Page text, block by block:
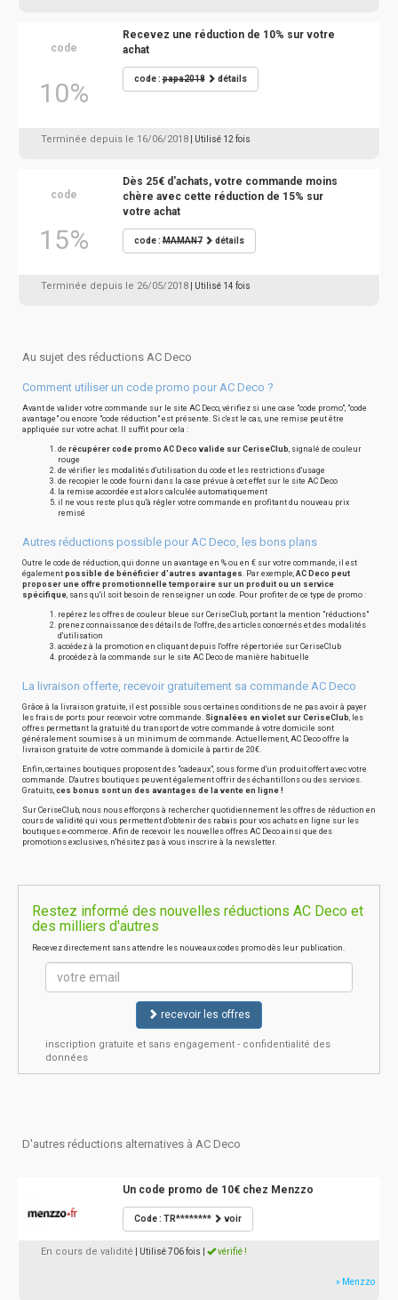
code
10%
Recevez une réduction de 10% sur votre
achat
code :papa2018 détails
Terminée depuis le 16/06/2018 | Utilisé 12 fois
code
15%
Dès 25€ d'achats, votre commande moins
chère avec cette réduction de 15% sur
votre achat
code :MAMAN7 détails
Terminée depuis le 26/05/2018 | Utilisé 14 fois
Au sujet des réductions AC Deco
Comment utiliser un code promo pour AC Deco ?
Avant de valider votre commande sur le site AC Deco, vérifiez si une case "code promo", "code
avantage" ou encore "code réduction" est présente. Si c'est le cas, une remise peut être
appliquée sur votre achat. Il suffit pour cela :
de récupérer code promo AC Deco valide sur CeriseClub, signalé de couleur
rouge
de vérifier les modalités d'utilisation du code et les restrictions d'usage
de recopier le code fourni dans la case prévue à cet effet sur le site AC Deco
la remise accordée est alors calculée automatiquement
il ne vous reste plus qu'à régler votre commande en profitant du nouveau prix
remisé
Autres réductions possible pour AC Deco, les bons plans
Outre le code de réduction, qui donne un avantage en % ou en € sur votre commande, il est
également possible de bénéficier d'autres avantages. Par exemple, AC Deco peut
proposer une offre promotionnelle temporaire sur un produit ou un service
spécifique, sans qu'il soit besoin de renseigner un code. Pour profiter de ce type de promo :
repérez les offres de couleur bleue sur CeriseClub, portant la mention "réductions"
prenez connaissance des détails de l'offre, des articles concernés et des modalités
d'utilisation
accédez à la promotion en cliquant depuis l'offre répertoriée sur CeriseClub
procédez à la commande sur le site AC Deco de manière habituelle
La livraison offerte, recevoir gratuitement sa commande AC Deco
Grâce à la livraison gratuite, il est possible sous certaines conditions de ne pas avoir à payer
les frais de ports pour recevoir votre commande. Signalées en violet sur CeriseClub, les
offres permettant la gratuité du transport de votre commande à votre domicile sont
généralement soumises à un minimum de commande. Actuellement, AC Deco offre la
livraison gratuite de votre commande à domicile à partir de 20€.
Enfin, certaines boutiques proposent des "cadeaux", sous forme d'un produit offert avec votre
commande. D'autres boutiques peuvent également offrir des échantillons ou des services.
Gratuits, ces bonus sont un des avantages de la vente en ligne !
Sur CeriseClub, nous nous efforçons à rechercher quotidiennement les offres de réduction en
cours de validité qui vous permettent d'obtenir des rabais pour vos achats en ligne sur les
boutiques e-commerce. Afin de recevoir les nouvelles offres AC Deco ainsi que des
promotions exclusives, n'hésitez pas à vous inscrire à la newsletter.
Restez informé des nouvelles réductions AC Deco et
des milliers d'autres
Recevez directement sans attendre les nouveaux codes promo dès leur publication.
recevoir les offres
inscription gratuite et sans engagement - confidentialité des
données
D'autres réductions alternatives à AC Deco
Un code promo de 10€ chez Menzzo
Code : TR******** voir
En cours de validité | Utilisé 706 fois vérifié !
» Menzzo